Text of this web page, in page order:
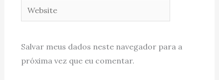
Website
Salvar meus dados neste navegador para a
próxima vez que eu comentar.